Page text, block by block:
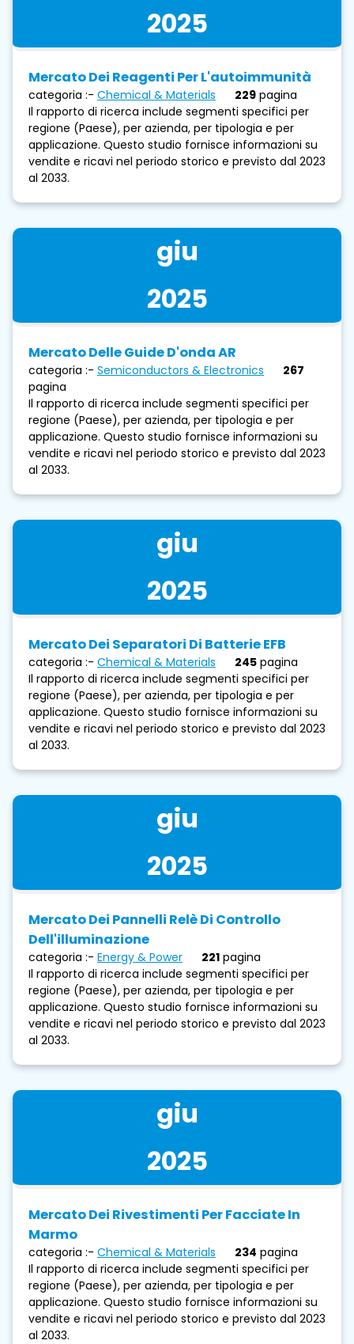
2025
Mercato Dei Reagenti Per L'autoimmunità
categoria :- Chemical & Materials 229 pagina
Il rapporto di ricerca include segmenti specifici per
regione (Paese), per azienda, per tipologia e per
applicazione. Questo studio fornisce informazioni su
vendite e ricavi nel periodo storico e previsto dal 2023
al 2033.
giu
2025
Mercato Delle Guide D'onda AR
categoria :- Semiconductors & Electronics
267
pagina
Il rapporto di ricerca include segmenti specifici per
regione (Paese), per azienda, per tipologia e per
applicazione. Questo studio fornisce informazioni su
vendite e ricavi nel periodo storico e previsto dal 2023
al 2033.
giu
2025
Mercato Dei Separatori Di Batterie EFB
categoria :- Chemical & Materials 245 pagina
Il rapporto di ricerca include segmenti specifici per
regione (Paese), per azienda, per tipologia e per
applicazione. Questo studio fornisce informazioni su
vendite e ricavi nel periodo storico e previsto dal 2023
al 2033.
giu
2025
Mercato Dei Pannelli Relè Di Controllo
Dell'illuminazione
categoria :- Energy & Power 221 pagina
Il rapporto di ricerca include segmenti specifici per
regione (Paese), per azienda, per tipologia e per
applicazione. Questo studio fornisce informazioni su
vendite e ricavi nel periodo storico e previsto dal 2023
al 2033.
giu
2025
Mercato Dei Rivestimenti Per Facciate In
Marmo
categoria :- Chemical & Materials 234 pagina
Il rapporto di ricerca include segmenti specifici per
regione (Paese), per azienda, per tipologia e per
applicazione. Questo studio fornisce informazioni su
vendite e ricavi nel periodo storico e previsto dal 2023
al 2033.